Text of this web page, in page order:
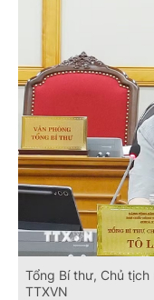
Tổng Bí thư, Chủ
TTXVN